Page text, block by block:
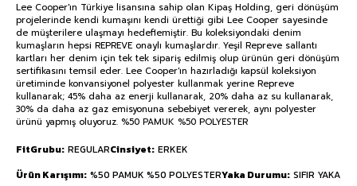
Lee Cooper'ın Türkiye lisansına sahip olan Kipaş Holding, geri dönüşüm
projelerinde kendi kumaşını kendi ürettiği gibi Lee Cooper sayesinde
de müşterilere ulaşmayı hedeflemiştir. Bu koleksiyondaki denim
kumaşların hepsi REPREVE onaylı kumaşlardır. Yeşil Repreve sallantı
kartları her denim için tek tek sipariş edilmiş olup ürünün geri dönüşüm
sertifikasını temsil eder. Lee Cooper'ın hazırladığı kapsül koleksiyon
üretiminde konvansiyonel polyester kullanmak yerine Repreve
kullanarak; 45% daha az enerji kullanarak, 20% daha az su kullanarak,
30% da daha az gaz emisyonuna sebebiyet vererek, aynı polyester
ürünü yapmış oluyoruz. %50 PAMUK %50 POLYESTER
FitGrubu REGULARCinsiyet ERKEK
Ürün Karışımı %50 PAMUK %50 POLYESTERYaka Durumu SIFIR YAKA